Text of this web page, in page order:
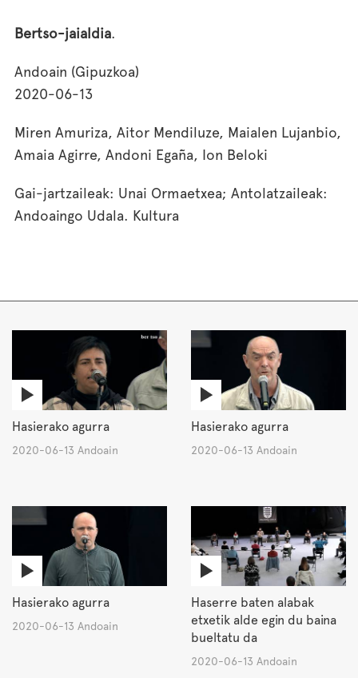
Bertso-jaialdia.
Andoain (Gipuzkoa)
2020-06-13
Miren Amuriza, Aitor Mendiluze, Maialen Lujanbio,
Amaia Agirre, Andoni Egaña, Ion Beloki
Gai-jartzaileak: Unai Ormaetxea; Antolatzaileak:
Andoaingo Udala. Kultura
Hasierako agurra
2020-06-13 Andoain
Hasierako agurra
2020-06-13 Andoain
Hasierako agurra
2020-06-13 Andoain
Haserre baten alabak
etxetik alde egin du baina
bueltatu da
2020-06-13 Andoain